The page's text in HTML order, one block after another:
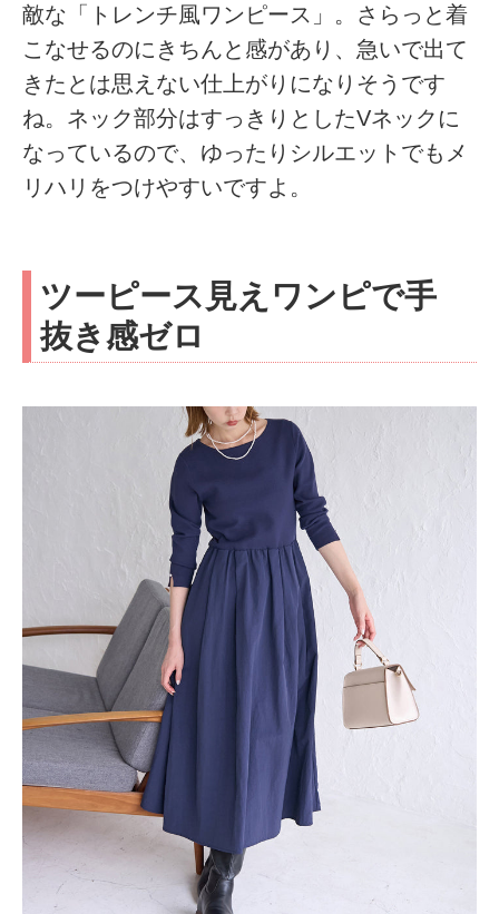
敵な「トレンチ風ワンピース」。さらっと着
こなせるのにきちんと感があり、急いで出て
きたとは思えない仕上がりになりそうです
ね。ネック部分はすっきりとしたVネックに
なっているので、ゆったりシルエットでもメ
リハリをつけやすいですよ。
ツーピース見えワンピで手
抜き感ゼロ